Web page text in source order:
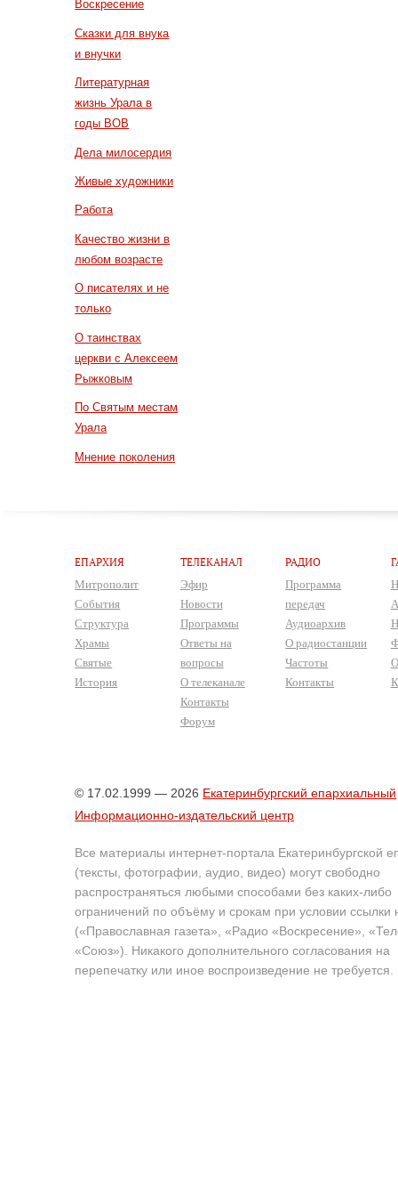
Воскресение
Сказки для внука
и внучки
Литературная
жизнь Урала в
годы ВОВ
Дела милосердия
Живые художники
Работа
Качество жизни в
любом возрасте
О писателях и не
только
О таинствах
церкви с Алексеем
Рыжковым
По Святым местам
Урала
Мнение поколения
ЕПАРХИЯ
Митрополит
События
Структура
Храмы
Святые
История
ТЕЛЕКАНАЛ
Эфир
Новости
Программы
Ответы на
вопросы
О телеканале
Контакты
Форум
РАДИО
Программа
передач
Аудиоархив
О радиостанции
Частоты
Контакты
© 17.02.1999 — 2026 Екатеринбургский епархиальный
Информационно-издательский центр
Все материалы интернет-портала Екатеринбургской
(тексты, фотографии, аудио, видео) могут свободно
распространяться любыми способами без каких-либо
ограничений по объёму и срокам при условии ссылки
(«Православная газета», «Радио «Воскресение»,
«Союз»). Никакого дополнительного согласования на
перепечатку или иное воспроизведение не требуется.